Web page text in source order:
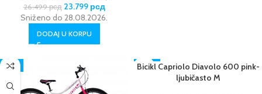
26.499рсд 23.799 рсд
Sniženo do 28.08.2026.
DODAJ U KORPU
-8% -10%
Bicikl Capriolo Diavolo 600 pink-
ljubičasto M